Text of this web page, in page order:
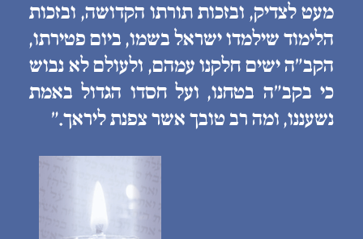
מעט לצדיק, ובזכות תורתו הקדושה, ובזכות
הלימוד שילמדו ישראל בשמו, ביום פטירתו,
הקב״ה ישים חלקנו עמהם, ולעולם לא נבוש
כי בקב״ה בטחנו, ועל חסדו הגדול באמת
נשעננו, ומה רב טובך אשר צפנת ליראך.״